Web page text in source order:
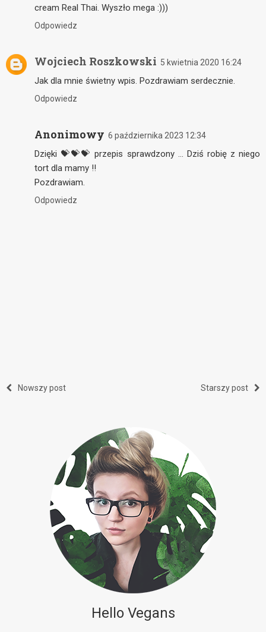
cream Real Thai. Wyszło mega :)))
Odpowiedz
Wojciech Roszkowski 5 kwietnia 2020 16:24
Jak dla mnie świetny wpis. Pozdrawiam serdecznie.
Odpowiedz
Anonimowy 6 października 2023 12:34
Dzięki 💝💝💝 przepis sprawdzony ... Dziś robię z niego
tort dla mamy !!
Pozdrawiam.
Odpowiedz
Nowszy post Starszy post
Hello Vegans